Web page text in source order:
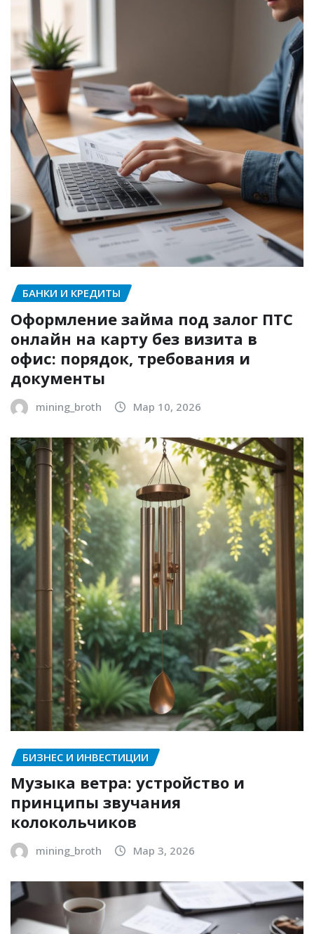
БАНКИ И КРЕДИТЫ
Оформление займа под залог ПТС
онлайн на карту без визита в
офис: порядок, требования и
документы
mining_broth Мар 10, 2026
БИЗНЕС И ИНВЕСТИЦИИ
Музыка ветра: устройство и
принципы звучания
колокольчиков
mining_broth Мар 3, 2026